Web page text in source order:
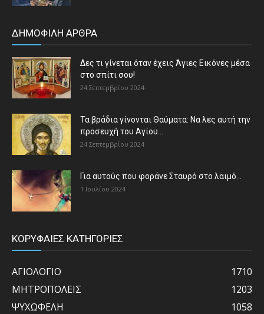
ΔΗΜΟΦΙΛΗ ΑΡΘΡΑ
Δες τι γίνεται όταν έχεις Άγιες Εικόνες μέσα
στο σπίτι σου!
24 Σεπτεμβρίου 2024
Τα βράδια γίνονται Θαύματα: Να λες αυτή την
προσευχή του Αγίου...
24 Σεπτεμβρίου 2024
Για αυτούς που φοράνε Σταυρό στο λαιμό…
1 Ιουλίου 2024
ΚΟΡΥΦΑΙΕΣ ΚΑΤΗΓΟΡΙΕΣ
ΑΓΙΟΛΟΓΙΟ
1710
ΜΗΤΡΟΠΟΛΕΙΣ
1203
ΨΥΧΩΦΕΛΗ
1058